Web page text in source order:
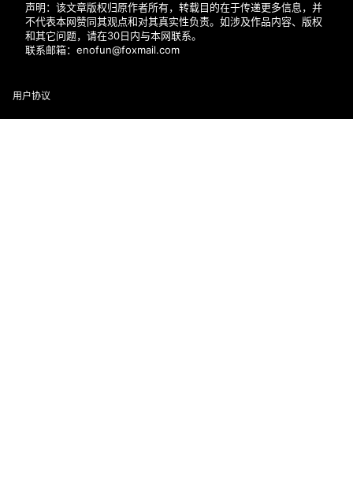
声明：该文章版权归原作者所有，转载目的在于传递更多信息，并
不代表本网赞同其观点和对其真实性负责。如涉及作品内容、版权
和其它问题，请在30日内与本网联系。
联系邮箱：enofun@foxmail.com
用户协议